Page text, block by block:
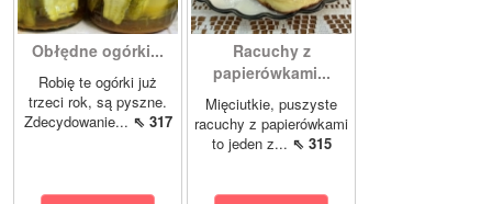
Obłędne ogórki...
Robię te ogórki już
trzeci rok, są pyszne.
Zdecydowanie... ⇖ 317
Racuchy z
papierówkami...
Mięciutkie, puszyste
racuchy z papierówkami
to jeden z... ⇖ 315